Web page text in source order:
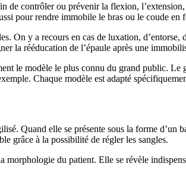
de contrôler ou prévenir la flexion,
pour rendre immobile le bras ou le coude
On y a recours en cas de luxation,
la rééducation de l’épaule après une
le modèle le plus connu du grand public.
Chaque modèle est adapté
Quand elle se présente sous la forme
grâce à la possibilité de régler les sangles.
morphologie du patient. Elle se révèle